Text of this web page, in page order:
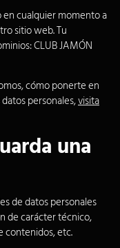
cualquier momento a
sitio web. Tu
CLUB JAMÓN
cómo ponerte en
personales,visita
una
de datos personales
de carácter técnico,
contenidos, etc.